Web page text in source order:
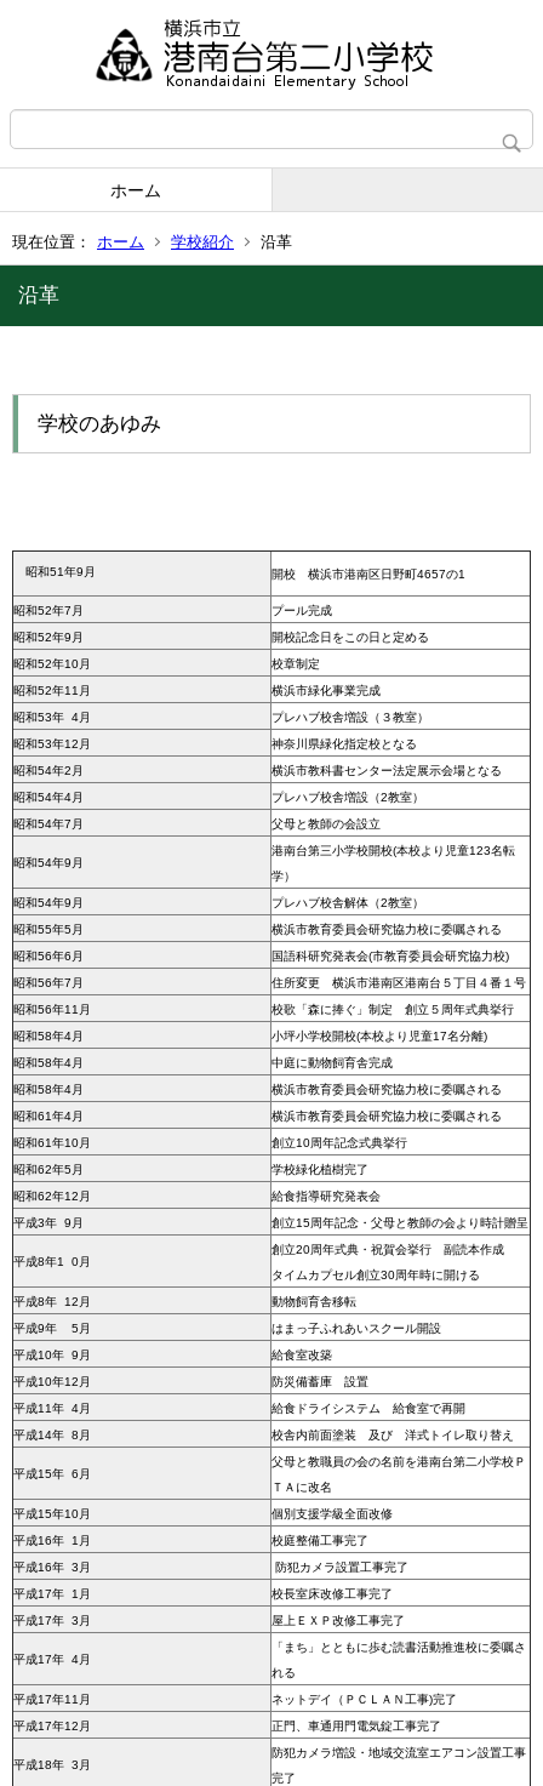
ホーム
現在位置： ホーム 学校紹介 沿革
沿革
学校のあゆみ
昭和51年9月 開校 横浜市港南区日野町4657の1
昭和52年7月
プール完成
昭和52年9月
開校記念日をこの日と定める
昭和52年10月
校章制定
昭和52年11月
横浜市緑化事業完成
昭和53年 4月
プレハブ校舎増設（３教室）
昭和53年12月
神奈川県緑化指定校となる
昭和54年2月
横浜市教科書センター法定展示会場となる
昭和54年4月
プレハブ校舎増設（2教室）
昭和54年7月 父母と教師の会設立
昭和54年9月
港南台第三小学校開校(本校より児童123名転
学）
昭和54年9月
プレハブ校舎解体（2教室）
昭和55年5月
横浜市教育委員会研究協力校に委嘱される
昭和56年6月
国語科研究発表会(市教育委員会研究協力校)
昭和56年7月
住所変更 横浜市港南区港南台５丁目４番１号
昭和56年11月
校歌「森に捧ぐ」制定 創立５周年式典挙行
昭和58年4月
小坪小学校開校(本校より児童17名分離)
昭和58年4月
中庭に動物飼育舎完成
昭和58年4月
横浜市教育委員会研究協力校に委嘱される
昭和61年4月
横浜市教育委員会研究協力校に委嘱される
昭和61年10月
創立10周年記念式典挙行
昭和62年5月
学校緑化植樹完了
昭和62年12月
給食指導研究発表会
平成3年 9月 創立15周年記念・父母と教師の会より時計贈呈
平成8年1 0月
創立20周年式典・祝賀会挙行 副読本作成
タイムカプセル創立30周年時に開ける
平成8年 12月
動物飼育舎移転
平成9年 5月
はまっ子ふれあいスクール開設
平成10年 9月
給食室改築
平成10年12月
防災備蓄庫 設置
平成11年 4月
給食ドライシステム 給食室で再開
平成14年 8月
校舎内前面塗装 及び 洋式トイレ取り替え
平成15年 6月
父母と教職員の会の名前を港南台第二小学校Ｐ
ＴＡに改名
平成15年10月
個別支援学級全面改修
平成16年 1月
校庭整備工事完了
平成16年 3月
防犯カメラ設置工事完了
平成17年 1月
校長室床改修工事完了
平成17年 3月
屋上ＥＸＰ改修工事完了
平成17年 4月
「まち」とともに歩む読書活動推進校に委嘱さ
れる
平成17年11月
ネットデイ（ＰＣＬＡＮ工事)完了
平成17年12月
正門、車通用門電気錠工事完了
平成18年 3月
防犯カメラ増設・地域交流室エアコン設置工事
完了